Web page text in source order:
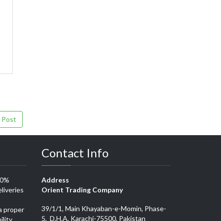
proper
Contact Info
Address
Orient Trading Company
39/1/1, Main Khayaban-e-Momin, Phase-
5, D.H.A, Karachi-75500, Pakistan